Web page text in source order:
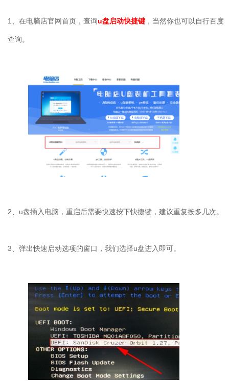
1 、在电脑店官网首页，查询u盘启动快捷键 ，当然你也可以自行百度
查询。
2 u盘插入电脑，重启后需要快速按下快捷键，建议重复按多几次。
3 、弹出快速启动选项的窗口，我们选择u盘进入即可。